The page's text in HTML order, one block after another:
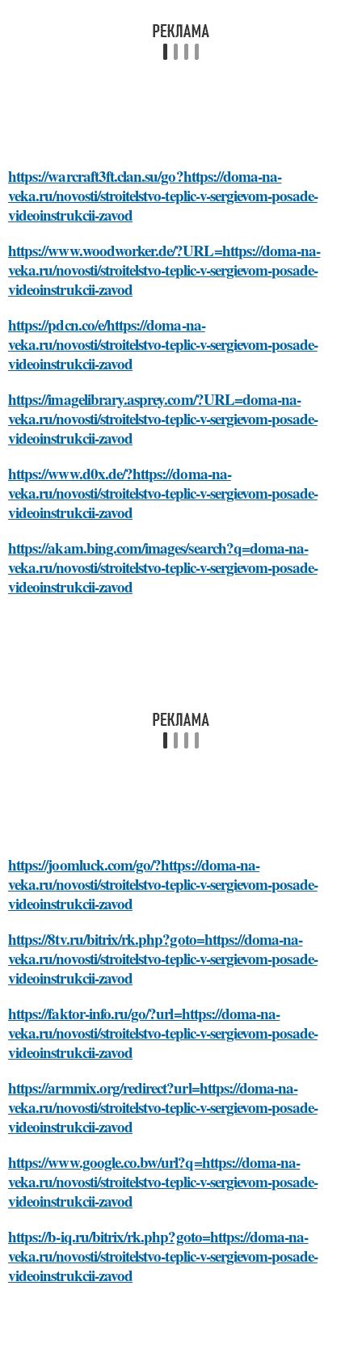
https://warcraft3ft.clan.su/go?https://doma-na-
veka.ru/novosti/stroitelstvo-teplic-v-sergievom-posade-
videoinstrukcii-zavod
https://www.woodworker.de/?URL=https://doma-na-
veka.ru/novosti/stroitelstvo-teplic-v-sergievom-posade-
videoinstrukcii-zavod
https://pdcn.co/e/https://doma-na-
veka.ru/novosti/stroitelstvo-teplic-v-sergievom-posade-
videoinstrukcii-zavod
https://imagelibrary.asprey.com/?URL=doma-na-
veka.ru/novosti/stroitelstvo-teplic-v-sergievom-posade-
videoinstrukcii-zavod
https://www.d0x.de/?https://doma-na-
veka.ru/novosti/stroitelstvo-teplic-v-sergievom-posade-
videoinstrukcii-zavod
https://akam.bing.com/images/search?q=doma-na-
veka.ru/novosti/stroitelstvo-teplic-v-sergievom-posade-
videoinstrukcii-zavod
https://joomluck.com/go/?https://doma-na-
veka.ru/novosti/stroitelstvo-teplic-v-sergievom-posade-
videoinstrukcii-zavod
https://8tv.ru/bitrix/rk.php?goto=https://doma-na-
veka.ru/novosti/stroitelstvo-teplic-v-sergievom-posade-
videoinstrukcii-zavod
https://faktor-info.ru/go/?url=https://doma-na-
veka.ru/novosti/stroitelstvo-teplic-v-sergievom-posade-
videoinstrukcii-zavod
https://armmix.org/redirect?url=https://doma-na-
veka.ru/novosti/stroitelstvo-teplic-v-sergievom-posade-
videoinstrukcii-zavod
https://www.google.co.bw/url?q=https://doma-na-
veka.ru/novosti/stroitelstvo-teplic-v-sergievom-posade-
videoinstrukcii-zavod
https://b-iq.ru/bitrix/rk.php?goto=https://doma-na-
veka.ru/novosti/stroitelstvo-teplic-v-sergievom-posade-
videoinstrukcii-zavod